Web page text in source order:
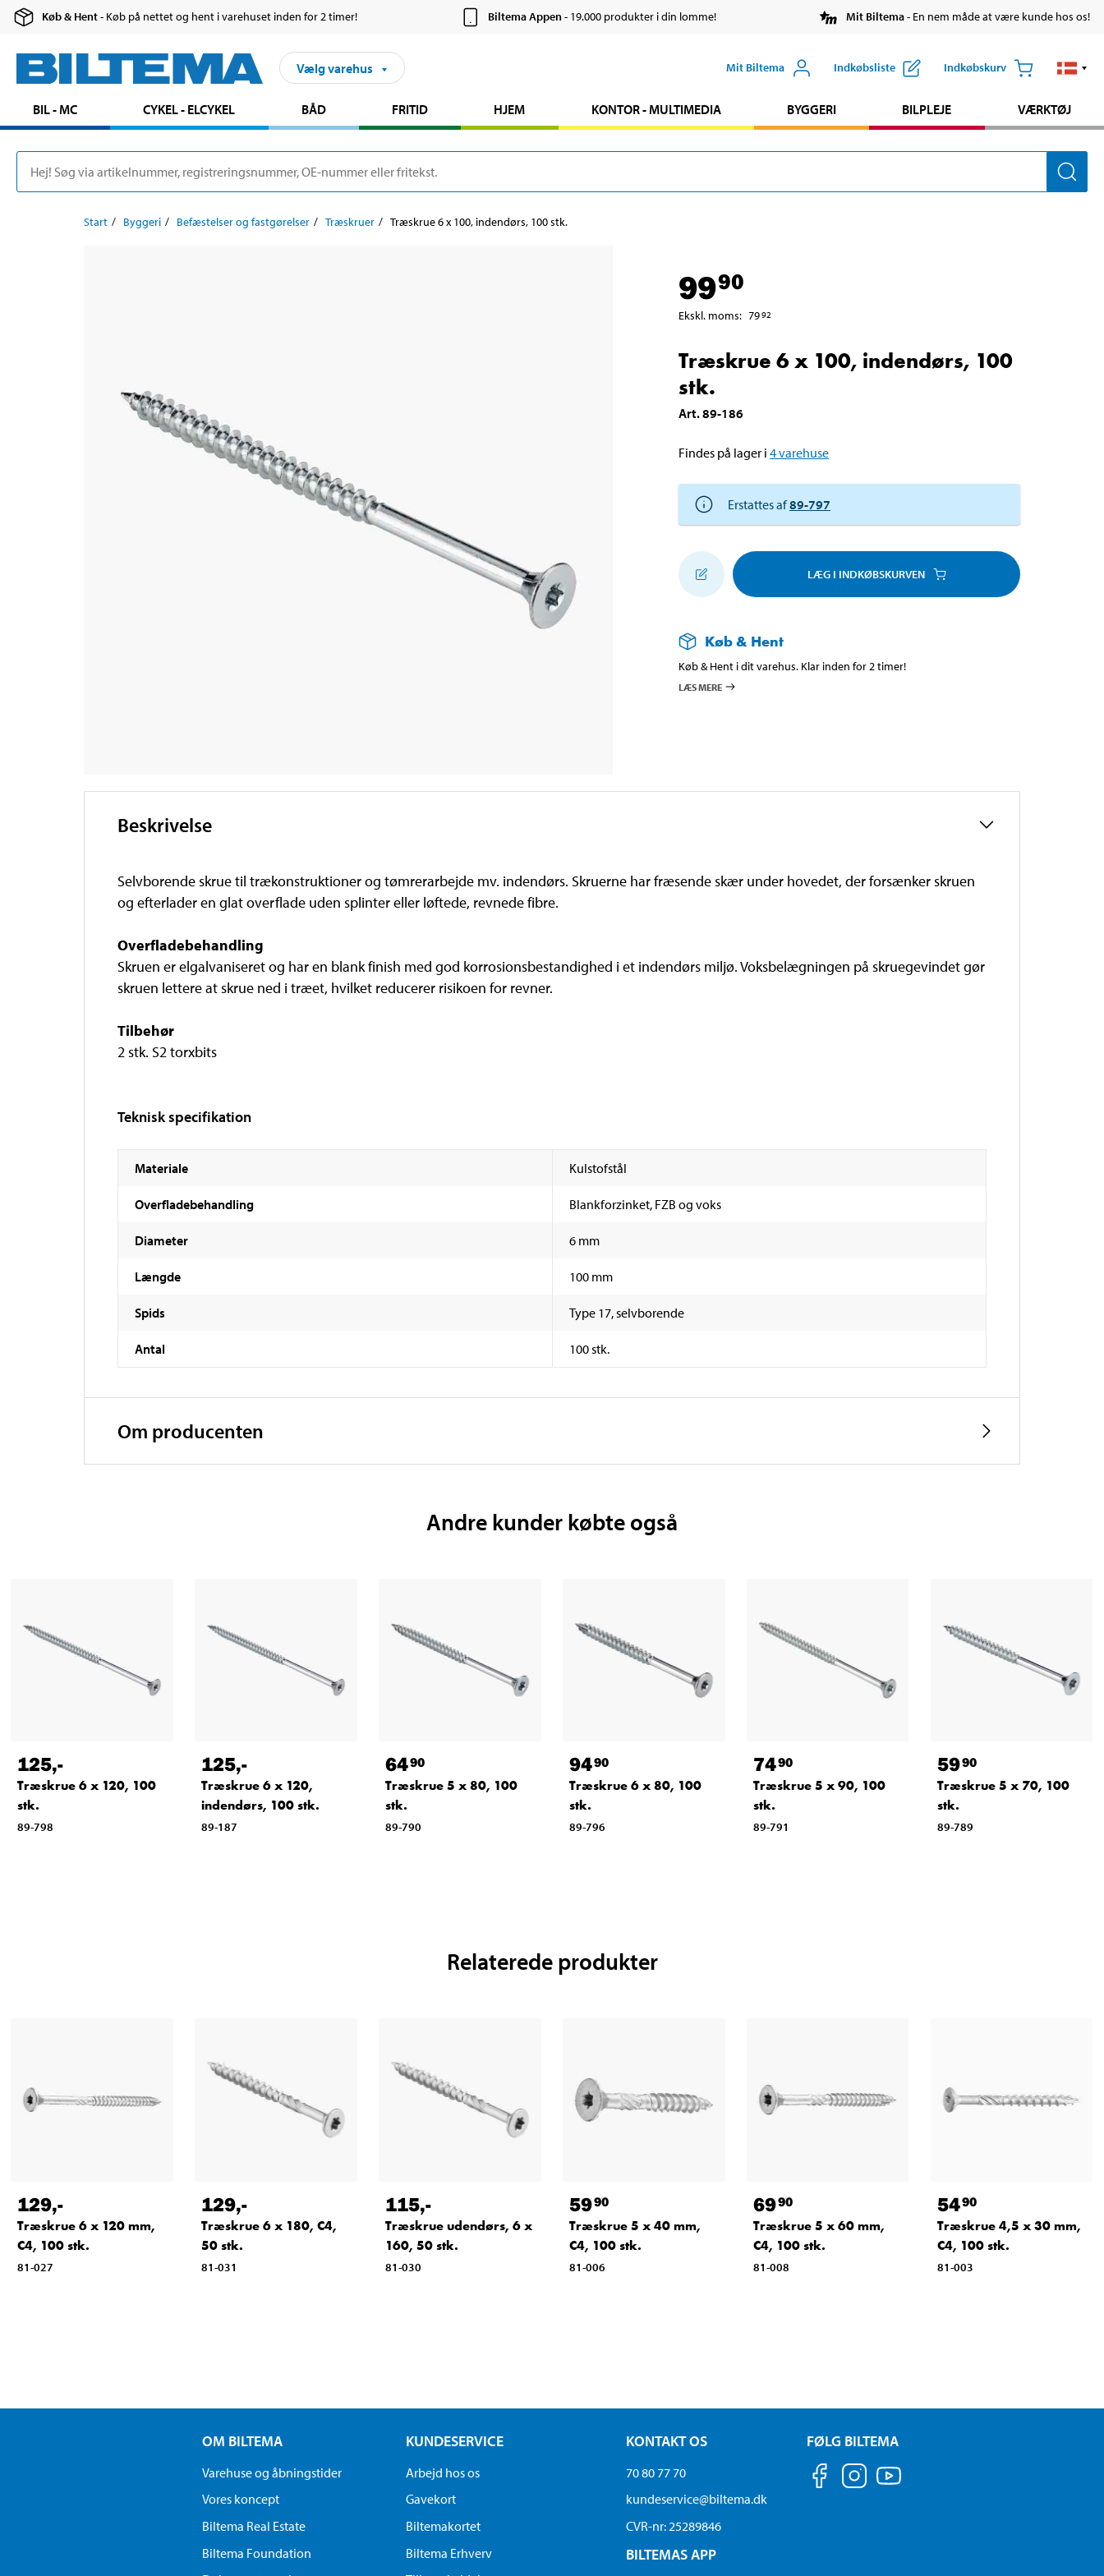
Køb & Hent- Køb på nettet og hent i varehuset inden for 2 timer! Biltema Appen- 19.000 produkter i din lomme! Mit Biltema- En nem måde at være kunde hos os!
Vælg varehus Mit Biltema Indkøbsliste Indkøbskurv
BIL - MC CYKEL - ELCYKEL BÅD FRITID HJEM KONTOR - MULTIMEDIA BYGGERI BILPLEJE VÆRKTØJ
Start Byggeri Befæstelser og fastgørelser Træskruer Træskrue 6 x 100, indendørs, 100 stk.
9990
Ekskl. moms: 7992
Træskrue 6 x 100, indendørs, 100
stk.
Art.89-186
Findes på lager i 4varehuse
Erstattes af89-797
LÆG I INDKØBSKURVEN
Køb & Hent
Køb & Hent i dit varehus. Klar inden for 2 timer!
LÆS MERE
Beskrivelse
Selvborende skrue til trækonstruktioner og tømrerarbejde mv. indendørs. Skruerne har fræsende skær under hovedet, der forsænker skruen
og efterlader en glat overflade uden splinter eller løftede, revnede fibre.
Overfladebehandling
Skruen er elgalvaniseret og har en blank finish med god korrosionsbestandighed i et indendørs miljø. Voksbelægningen på skruegevindet gør
skruen lettere at skrue ned i træet, hvilket reducerer risikoen for revner.
Tilbehør
2 stk. S2 torxbits
Teknisk specifikation
Materiale Kulstofstål
Overfladebehandling Blankforzinket, FZB og voks
Diameter 6 mm
Længde 100 mm
Spids Type 17, selvborende
Antal 100 stk.
Om producenten
Andre kunder købte også
125,-
Træskrue 6 x 120, 100
stk.
89-798
125,-
Træskrue 6 x 120,
indendørs, 100 stk.
89-187
6490
Træskrue 5 x 80, 100
stk.
89-790
9490
Træskrue 6 x 80, 100
stk.
89-796
7490
Træskrue 5 x 90, 100
stk.
89-791
5990
Træskrue 5 x 70, 100
stk.
89-789
Relaterede produkter
129,-
Træskrue 6 x 120 mm,
C4, 100 stk.
81-027
129,-
Træskrue 6 x 180, C4,
50 stk.
81-031
115,-
Træskrue udendørs, 6 x
160, 50 stk.
81-030
5990
Træskrue 5 x 40 mm,
C4, 100 stk.
81-006
6990
Træskrue 5 x 60 mm,
C4, 100 stk.
81-008
5490
Træskrue 4,5 x 30 mm,
C4, 100 stk.
81-003
OM BILTEMA
Varehuse og åbningstider
Vores koncept
Biltema Real Estate
Biltema Foundation
KUNDESERVICE
Arbejd hos os
Gavekort
Biltemakortet
Biltema Erhverv
KONTAKT OS
70 80 77 70
kundeservice@biltema.dk
CVR-nr: 25289846
BILTEMAS APP
FØLG BILTEMA